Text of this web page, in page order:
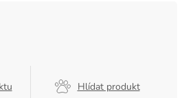
Hlídat produkt